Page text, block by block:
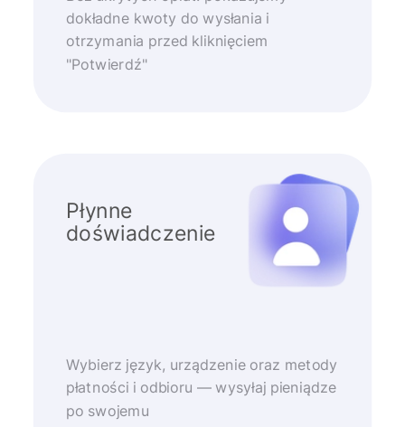
dokładne kwoty do wysłania i
otrzymania przed kliknięciem
"Potwierdź"
Płynne
doświadczenie
Wybierz język, urządzenie oraz metody
płatności i odbioru — wysyłaj pieniądze
po swojemu